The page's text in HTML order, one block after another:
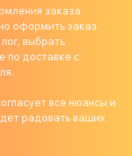
заказа
оформить заказ.
выбрать
по доставке с
все нюансы и
радовать ваших